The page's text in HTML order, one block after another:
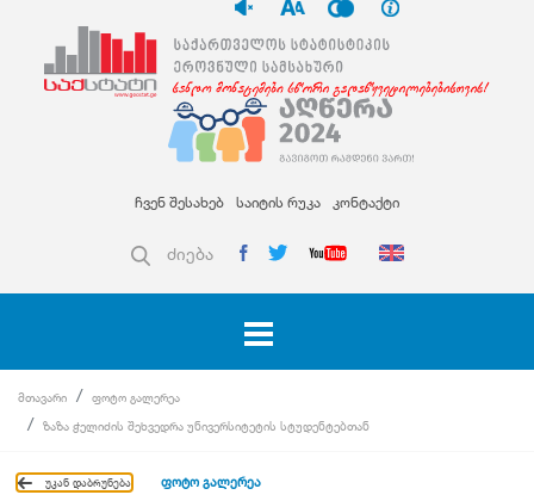
ჩვენ შესახებ საიტის რუკა კონტაქტი
ძიება
მთავარი
ფოტო გალერეა
ზაზა ჭელიძის შეხვედრა უნივერსიტეტის სტუდენტებთან
უკან დაბრუნება ფოტო გალერეა